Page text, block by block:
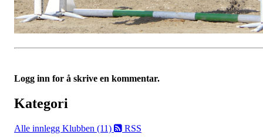
Logg inn for å skrive en kommentar.
Kategori
Alle innlegg Klubben (11) RSS